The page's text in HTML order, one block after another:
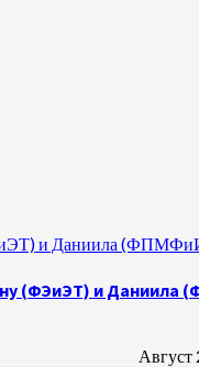
и Даниила
(ФЭиЭТ) и
Август